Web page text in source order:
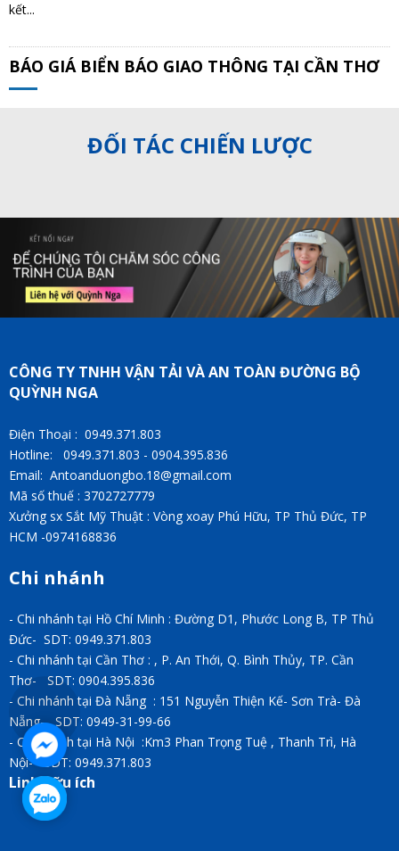
kết...
BÁO GIÁ BIỂN BÁO GIAO THÔNG TẠI CẦN THƠ
ĐỐI TÁC CHIẾN LƯỢC
CÔNG TY TNHH VẬN TẢI VÀ AN TOÀN ĐƯỜNG BỘ
QUỲNH NGA
Điện Thoại : 0949.371.803
Hotline: 0949.371.803 - 0904.395.836
Email: Antoanduongbo.18@gmail.com
Mã số thuế : 3702727779
Xưởng sx Sắt Mỹ Thuật : Vòng xoay Phú Hữu, TP Thủ Đức, TP
HCM -0974168836
Chi nhánh
- Chi nhánh tại Hồ Chí Minh : Đường D1, Phước Long B, TP Thủ
Đức- SDT: 0949.371.803
- Chi nhánh tại Cần Thơ : , P. An Thới, Q. Bình Thủy, TP. Cần
Thơ- SDT: 0904.395.836
- Chi nhánh tại Đà Nẵng : 151 Nguyễn Thiện Kế- Sơn Trà- Đà
Nẵng- SDT: 0949-31-99-66
- Chi nhánh tại Hà Nội :Km3 Phan Trọng Tuệ , Thanh Trì, Hà
Nội- SDT: 0949.371.803
Link hữu ích